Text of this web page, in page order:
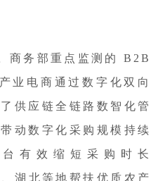
商务部重点监测的 B2B
业电商通过数字化双向
供应链全链路数智化管
动数字化采购规模持续
有效缩短采购时长
湖北等地帮扶优质农产